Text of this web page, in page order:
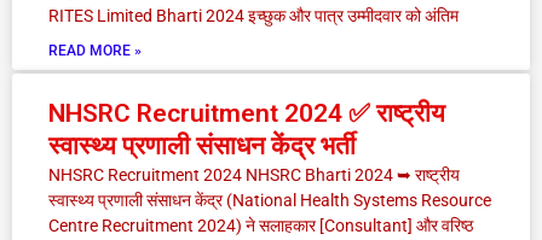
RITES Limited Bharti 2024 इच्छुक और पात्र उम्मीदवार को अंतिम
READ MORE »
NHSRC Recruitment 2024 ✅ राष्ट्रीय
स्वास्थ्य प्रणाली संसाधन केंद्र भर्ती
NHSRC Recruitment 2024 NHSRC Bharti 2024 ➥ राष्ट्रीय
स्वास्थ्य प्रणाली संसाधन केंद्र (National Health Systems Resource
Centre Recruitment 2024) ने सलाहकार [Consultant] और वरिष्ठ